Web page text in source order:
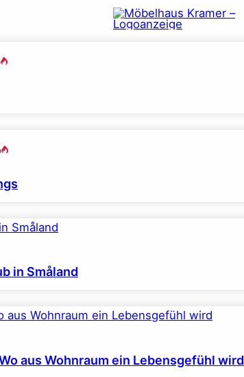
in Småland
aus Wohnraum ein Lebensgefühl wird